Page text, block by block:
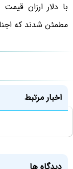
با دلار ارزان
مطمئن شدند که
اخبار مرتبط